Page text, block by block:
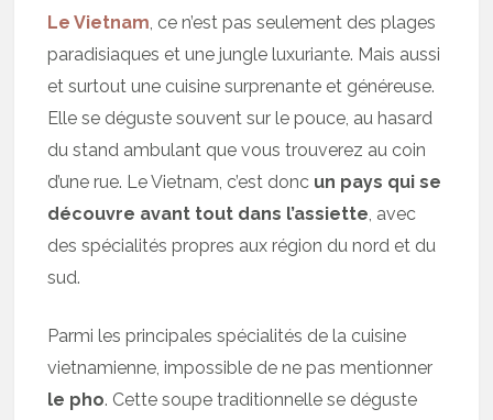
Le Vietnam, ce n’est pas seulement des plages
paradisiaques et une jungle luxuriante. Mais aussi
et surtout une cuisine surprenante et généreuse.
Elle se déguste souvent sur le pouce, au hasard
du stand ambulant que vous trouverez au coin
d’une rue. Le Vietnam, c’est donc un pays qui se
découvre avant tout dans l’assiette, avec
des spécialités propres aux région du nord et du
sud.
Parmi les principales spécialités de la cuisine
vietnamienne, impossible de ne pas mentionner
le pho. Cette soupe traditionnelle se déguste